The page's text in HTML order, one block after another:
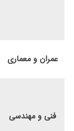
عمران و معماری
فنی و مهندسی